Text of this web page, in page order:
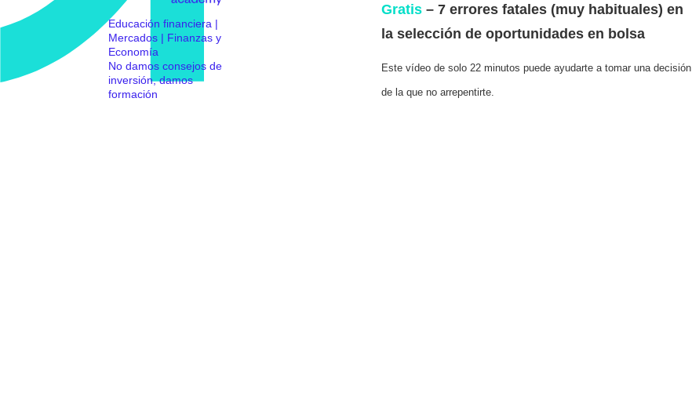
Educación financiera |
Mercados | Finanzas y
Economía
No damos consejos de
inversión, damos
formación
Gratis– 7 errores fatales (muy habituales) en
la selección de oportunidades en bolsa
Este vídeo de solo 22 minutos puede ayudarte a tomar una decisión
de la que no arrepentirte.